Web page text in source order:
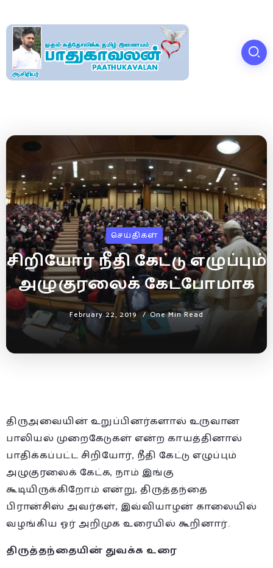
செய்திகள்
சிறியோர் நீதி கேட்டு எழுப்பும்
அழுகுரலைக் கேட்போமாக
February 22, 2019 One Min Read
திருஅவையின் உறுப்பினர்களால் உருவான
பாலியல் முறைகேடுகள் என்ற காயத்தினால்
பாதிக்கப்பட்ட சிறியோர், நீதி கேட்டு எழுப்பும்
அழுகுரலைக் கேட்க, நாம் இங்கு
கூடியிருக்கிறோம் என்று, திருத்தந்தை
பிரான்சிஸ் அவர்கள், இவ்வியாழன் காலையில்
வழங்கிய ஓர் அறிமுக உரையில் கூறினார்.
திருத்தந்தையின் துவக்க உரை